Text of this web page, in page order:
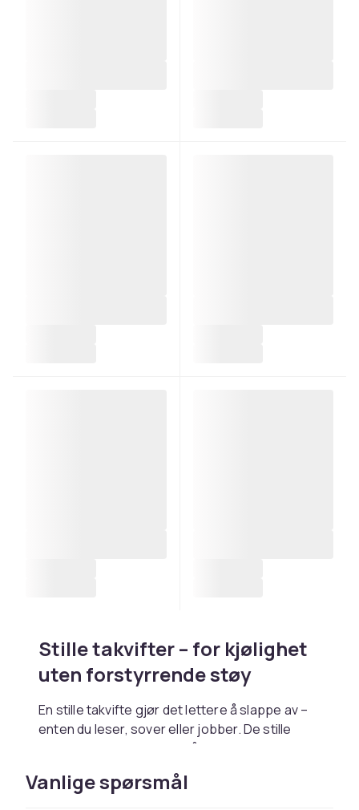
Stille takvifter – for kjølighet
uten forstyrrende støy
En stille takvifte gjør det lettere å slappe av –
enten du leser, sover eller jobber. De stille
modellene i sortimentet vårt er perfekte for
ro er like viktig som kjølighet. Du får effektiv
Vanlige spørsmål